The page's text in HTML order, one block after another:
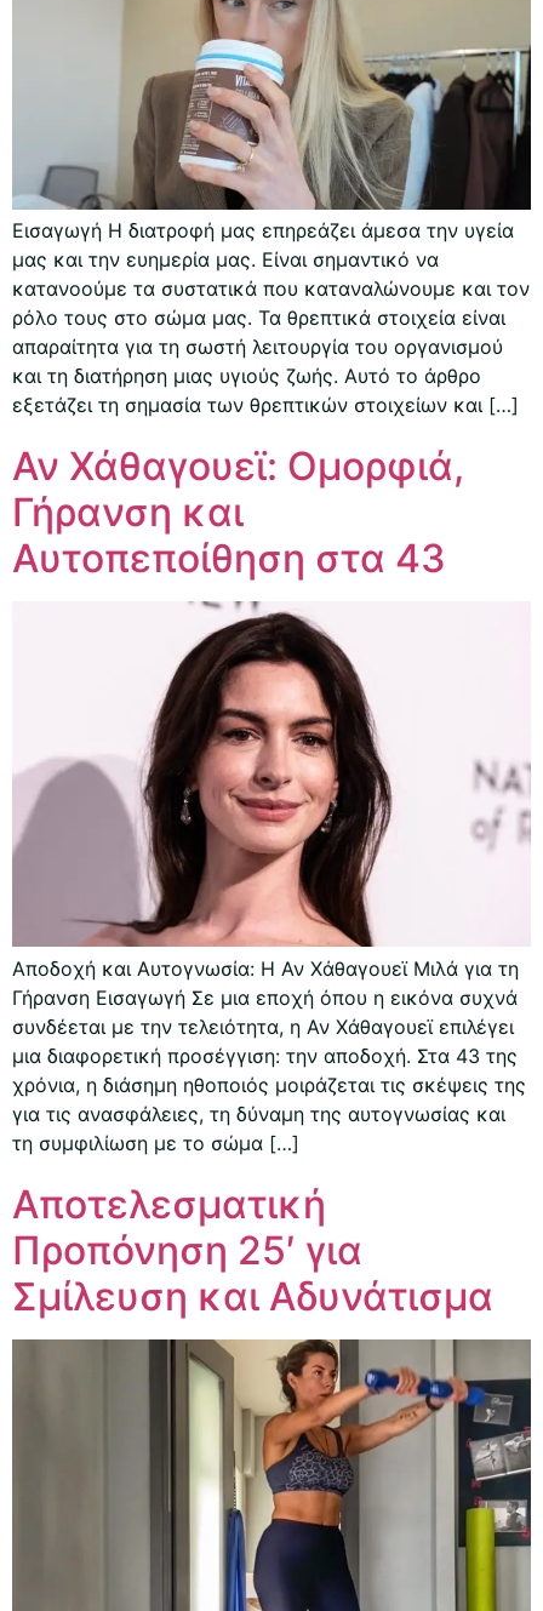
Εισαγωγή Η διατροφή μας επηρεάζει άμεσα την υγεία
μας και την ευημερία μας. Είναι σημαντικό να
κατανοούμε τα συστατικά που καταναλώνουμε και τον
ρόλο τους στο σώμα μας. Τα θρεπτικά στοιχεία είναι
απαραίτητα για τη σωστή λειτουργία του οργανισμού
και τη διατήρηση μιας υγιούς ζωής. Αυτό το άρθρο
εξετάζει τη σημασία των θρεπτικών στοιχείων και […]
Αν Χάθαγουεϊ: Ομορφιά,
Γήρανση και
Αυτοπεποίθηση στα 43
Αποδοχή και Αυτογνωσία: Η Αν Χάθαγουεϊ Μιλά για τη
Γήρανση Εισαγωγή Σε μια εποχή όπου η εικόνα συχνά
συνδέεται με την τελειότητα, η Αν Χάθαγουεϊ επιλέγει
μια διαφορετική προσέγγιση: την αποδοχή. Στα 43 της
χρόνια, η διάσημη ηθοποιός μοιράζεται τις σκέψεις της
για τις ανασφάλειες, τη δύναμη της αυτογνωσίας και
τη συμφιλίωση με το σώμα […]
Αποτελεσματική
Προπόνηση 25′ για
Σμίλευση και Αδυνάτισμα